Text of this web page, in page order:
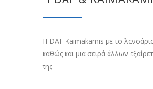
Η DAF Kaimakamis με το
καθώς και μια σειρά άλλων
της